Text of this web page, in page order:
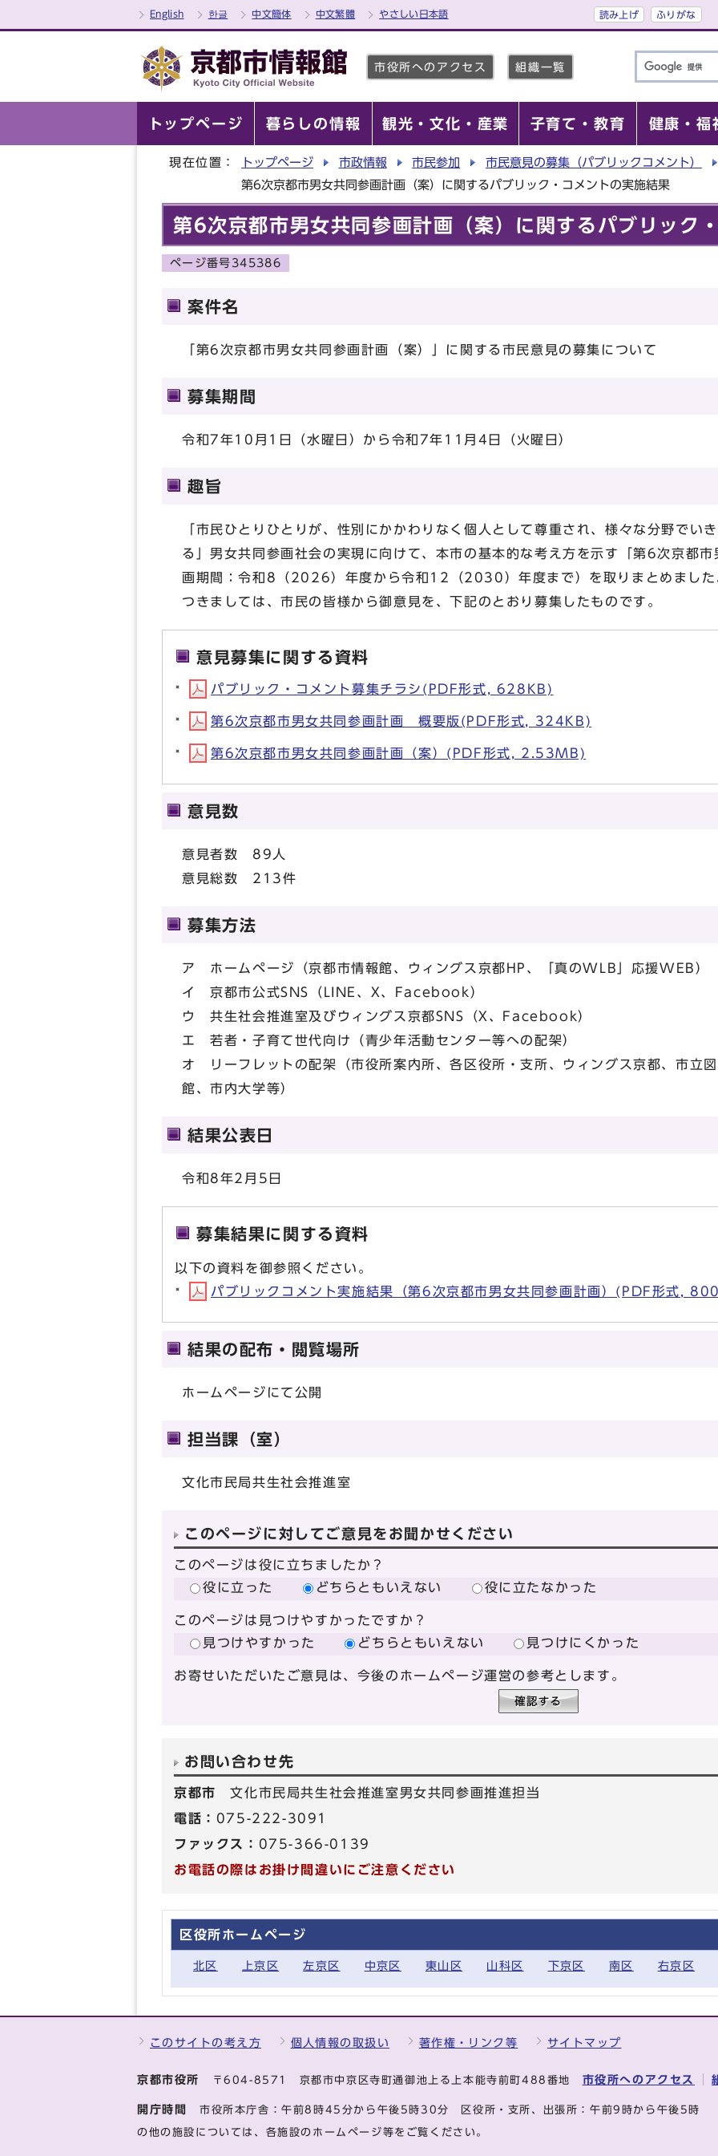
English 한글 中文簡体 中文繁體 やさしい日本語 読み上げ ふりがな
市役所へのアクセス 組織一覧
トップページ 暮らしの情報 観光・文化・産業 子育て・教育 健康・福
現在位置： トップページ 市政情報 市民参加
市民意見の募集（パブリックコメント）
第6次京都市男女共同参画計画（案）に関するパブリック・コメントの実施結果
第6次京都市男女共同参画計画（案）に関するパブリック
ページ番号345386
案件名
「第6次京都市男女共同参画計画（案）」に関する市民意見の募集について
募集期間
令和7年10月1日（水曜日）から令和7年11月4日（火曜日）
趣旨
「市民ひとりひとりが、性別にかかわりなく個人として尊重され、様々な分野でい
る」男女共同参画社会の実現に向けて、本市の基本的な考え方を示す「第6次京都
画期間：令和8（2026）年度から令和12（2030）年度まで）を取りまとめました
つきましては、市民の皆様から御意見を、下記のとおり募集したものです。
意見募集に関する資料
パブリック・コメント募集チラシ(PDF形式, 628KB)
第6次京都市男女共同参画計画 概要版(PDF形式, 324KB)
第6次京都市男女共同参画計画（案）(PDF形式, 2.53MB)
意見数
意見者数 89人
意見総数 213件
募集方法
ア ホームページ（京都市情報館、ウィングス京都HP、「真のWLB」応
イ 京都市公式SNS（LINE、X、Facebook）
ウ 共生社会推進室及びウィングス京都SNS（X、Facebook）
エ 若者・子育て世代向け（青少年活動センター等への配架）
オ リーフレットの配架（市役所案内所、各区役所・支所、ウィングス京都、市立
館、市内大学等）
結果公表日
令和8年2月5日
募集結果に関する資料
以下の資料を御参照ください。
パブリックコメント実施結果（第6次京都市男女共同参画計画）(PDF形式,
結果の配布・閲覧場所
ホームページにて公開
担当課（室）
文化市民局共生社会推進室
このページに対してご意見をお聞かせください
このページは役に立ちましたか？
役に立った
どちらともいえない 役に立たなかった
このページは見つけやすかったですか？
見つけやすかった
どちらともいえない 見つけにくかった
お寄せいただいたご意見は、今後のホームページ運営の参考とします。
お問い合わせ先
京都市文化市民局共生社会推進室男女共同参画推進担当
電話： 075-222-3091
ファックス： 075-366-0139
お電話の際はお掛け間違いにご注意ください
区役所ホームページ
北区 上京区 左京区 中京区 東山区 山科区 下京区 南区 右京区
このサイトの考え方 個人情報の取扱い 著作権・リンク等 サイトマップ
京都市役所 〒604-8571 京都市中京区寺町通御池上る上本能寺前町488番地 市役所へのアクセス
開庁時間 市役所本庁舎：午前8時45分から午後5時30分 区役所・支所、出張所：午前9時から午後5時
の他の施設については、各施設のホームページ等をご覧ください。